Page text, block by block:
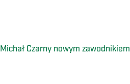
Czarny nowym zawodnikiem